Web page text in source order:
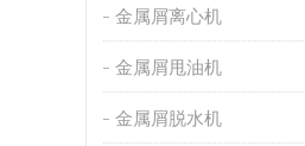
金属屑离心机
金属屑甩油机
金属屑脱水机